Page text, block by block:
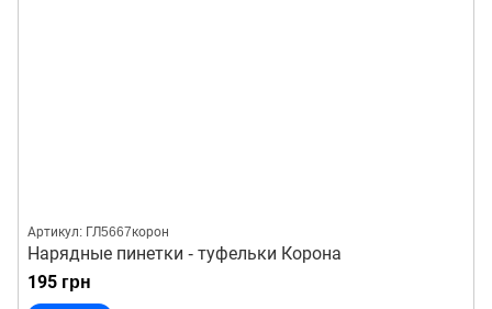
Артикул: ГЛ5667корон
Нарядные пинетки - туфельки Корона
195 грн